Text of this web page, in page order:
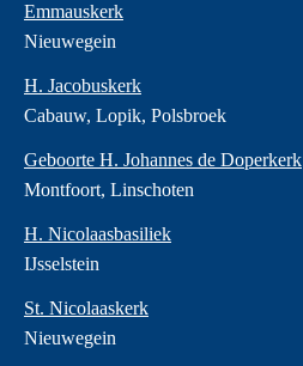
Emmauskerk
Nieuwegein
H. Jacobuskerk
Cabauw, Lopik, Polsbroek
Geboorte H. Johannes de Doperkerk
Montfoort, Linschoten
H. Nicolaasbasiliek
IJsselstein
St. Nicolaaskerk
Nieuwegein